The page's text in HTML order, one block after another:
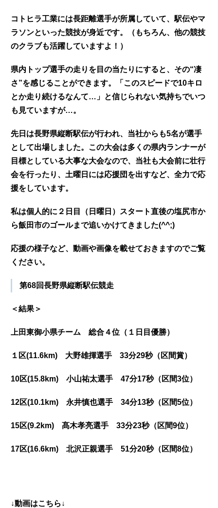
コトヒラ工業には長距離選手が所属していて、駅伝やマ
ラソンといった競技が身近です。（もちろん、他の競技
のクラブも活躍していますよ！）
県内トップ選手の走りを目の当たりにすると、その“凄
さ”を感じることができます。「このスピードで10キロ
とか走り続けるなんて…」と信じられない気持ちでいつ
も見ていますが…。
先日は長野県縦断駅伝が行われ、当社からも5名が選手
として出場しました。この大会は多くの県内ランナーが
目標としている大事な大会なので、当社も大会前に壮行
会を行ったり、土曜日には応援団を出すなど、全力で応
援をしています。
私は個人的に２日目（日曜日）スタート直後の塩尻市か
ら飯田市のゴールまで追いかけてきました(^^;)
応援の様子など、動画や画像を載せておきますのでご覧
ください。
第68回長野県縦断駅伝競走
＜結果＞
上田東御小県チーム 総合４位（１日目優勝）
１区(11.6km) 大野雄揮選手 33分29秒（区間賞）
10区(15.8km) 小山祐太選手 47分17秒（区間3位）
12区(10.1km) 永井慎也選手 34分13秒（区間5位）
15区(9.2km) 髙木孝亮選手 33分23秒（区間9位）
17区(16.6km) 北沢正親選手 51分20秒（区間8位）
↓動画はこちら↓